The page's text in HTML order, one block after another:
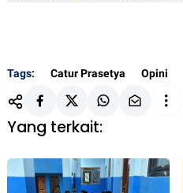
Tags: Catur Prasetya Opini
Yang terkait: